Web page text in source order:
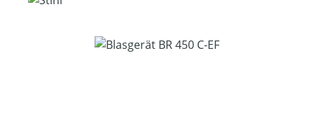
Bildergalerie überspringen